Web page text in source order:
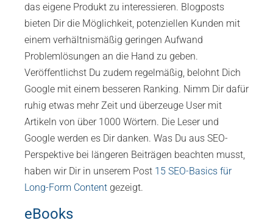
das eigene Produkt zu interessieren. Blogposts
bieten Dir die Möglichkeit, potenziellen Kunden mit
einem verhältnismäßig geringen Aufwand
Problemlösungen an die Hand zu geben.
Veröffentlichst Du zudem regelmäßig, belohnt Dich
Google mit einem besseren Ranking. Nimm Dir dafür
ruhig etwas mehr Zeit und überzeuge User mit
Artikeln von über 1000 Wörtern. Die Leser und
Google werden es Dir danken. Was Du aus SEO-
Perspektive bei längeren Beiträgen beachten musst,
haben wir Dir in unserem Post 15 SEO-Basics für
Long-Form Content gezeigt.
eBooks